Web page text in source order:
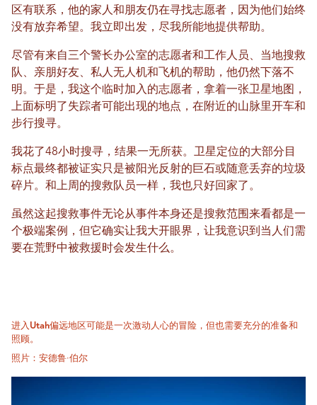
区有联系，他的家人和朋友仍在寻找志愿者，因为他们始终
没有放弃希望。我立即出发，尽我所能地提供帮助。
尽管有来自三个警长办公室的志愿者和工作人员、当地搜救
队、亲朋好友、私人无人机和飞机的帮助，他仍然下落不
明。于是，我这个临时加入的志愿者，拿着一张卫星地图，
上面标明了失踪者可能出现的地点，在附近的山脉里开车和
步行搜寻。
我花了48小时搜寻，结果一无所获。卫星定位的大部分目
标点最终都被证实只是被阳光反射的巨石或随意丢弃的垃圾
碎片。和上周的搜救队员一样，我也只好回家了。
虽然这起搜救事件无论从事件本身还是搜救范围来看都是一
个极端案例，但它确实让我大开眼界，让我意识到当人们需
要在荒野中被救援时会发生什么。
进入Utah偏远地区可能是一次激动人心的冒险，但也需要充分的准备和
照顾。
照片：安德鲁·伯尔